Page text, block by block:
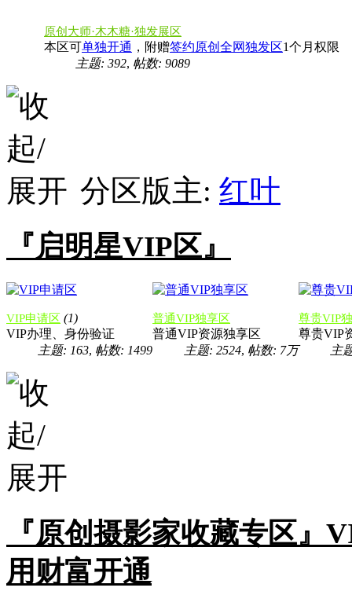
原创大师·木木糖·独发展区
本区可单独开通 ，附赠签约原创全网独发区1个月权限
主题: 392, 帖数: 9089
分区版主: 红叶
『启明星VIP区』
VIP申请区 (1)
VIP办理、身份验证
主题: 163, 帖数: 1499
普通VIP独享区
普通VIP资源独享区
主题: 2524, 帖数: 7万
尊贵VIP
尊贵VIP
主
『原创摄影家收藏专区』
用财富开通